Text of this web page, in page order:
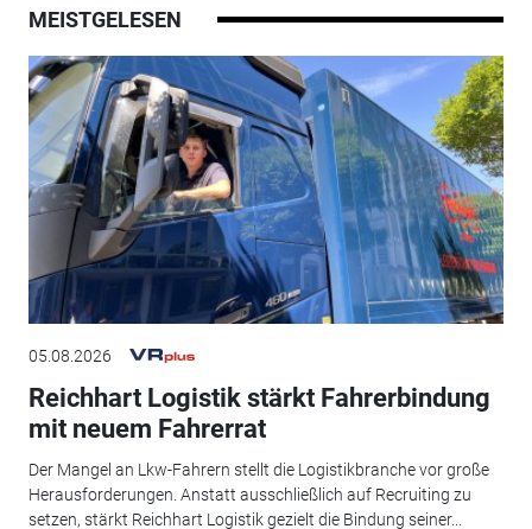
MEISTGELESEN
05.08.2026
Reichhart Logistik stärkt Fahrerbindung
mit neuem Fahrerrat
Der Mangel an Lkw-Fahrern stellt die Logistikbranche vor große
Herausforderungen. Anstatt ausschließlich auf Recruiting zu
setzen, stärkt Reichhart Logistik gezielt die Bindung seiner...